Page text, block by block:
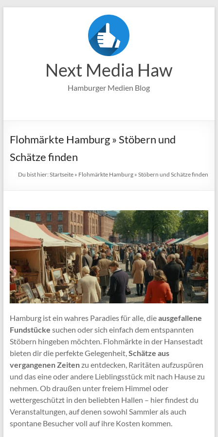
Next Media Haw
Hamburger Medien Blog
Flohmärkte Hamburg » Stöbern und
Schätze finden
Du bist hier:Startseite » Flohmärkte Hamburg » Stöbern und Schätze finden
Hamburg ist ein wahres Paradies für alle, dieausgefallene
Fundstücke suchen oder sich einfach dem entspannten
Stöbern hingeben möchten. Flohmärkte in der Hansestadt
bieten dir die perfekte Gelegenheit,Schätze aus
vergangenen Zeitenzu entdecken, Raritäten aufzuspüren
und das eine oder andere Lieblingsstück mit nach Hause zu
nehmen. Ob draußen unter freiem Himmel oder
wettergeschützt in den beliebten Hallen – hier findest du
Veranstaltungen, auf denen sowohl Sammler als auch
spontane Besucher voll auf ihre Kosten kommen.